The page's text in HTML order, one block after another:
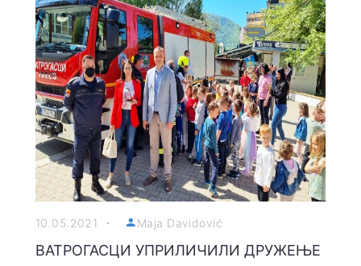
10.05.2021 Maja Davidović
ВАТРОГАСЦИ УПРИЛИЧИЛИ ДРУЖЕЊЕ